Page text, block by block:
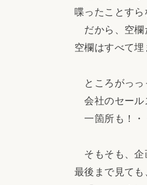
喋ったことすら
だから、空欄
空欄はすべて埋
ところがっっ
会社のセール
一箇所も！・
そもそも、企
最後まで見ても